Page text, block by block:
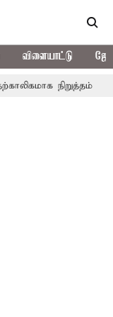
விளையாட்டு
நிறுத்தம்